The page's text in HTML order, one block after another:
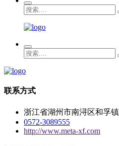
联系方式
浙江省湖州市南浔区和孚
0572-3089555
http://www.meta-xf.com